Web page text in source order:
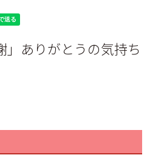
」ありがとうの気持ち